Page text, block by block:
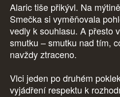
Alaric tiše přikývl. Na
Smečka si vyměňovala
vedly k souhlasu. A přesto
smutku – smutku nad tím,
navždy ztraceno.
Vlci jeden po druhém
vyjádření respektu k